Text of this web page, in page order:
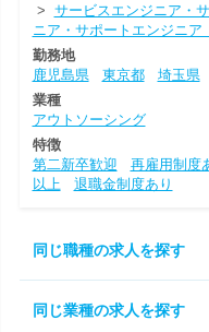
> サービスエンジニア・
ニア・サポートエンジニア
勤務地
鹿児島県
東京都 埼玉県
業種
アウトソーシング
特徴
第二新卒歓迎
再雇用制度
以上
退職金制度あり
同じ職種の求人を探す
同じ業種の求人を探す